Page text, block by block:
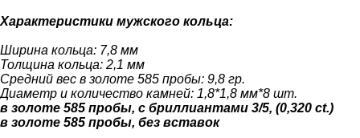
Характеристики мужского кольца:
Ширина кольца: 7,8 мм
Толщина кольца: 2,1 мм
Средний вес в золоте 585 пробы: 9,8 гр.
Диаметр и количество камней: 1,8*1,8 мм*8 шт.
в золоте 585 пробы, с бриллиантами 3/5, (0,320 ct.)
в золоте 585 пробы, без вставок